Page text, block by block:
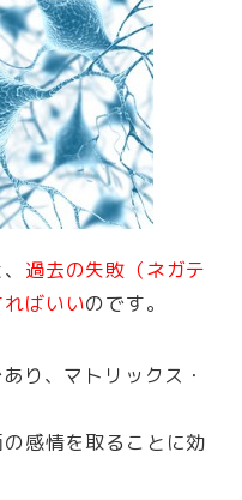
過去の失敗（ネガテ
ばいいのです。
り、マトリックス・
感情を取ることに効